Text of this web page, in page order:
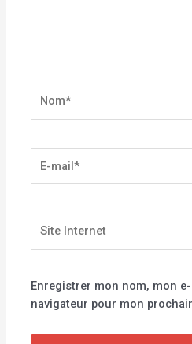
mail*
Internet
Enregistrer mon nom, mon
navigateur pour mon